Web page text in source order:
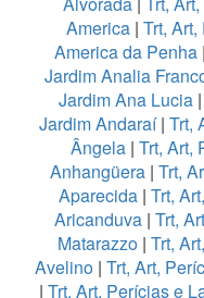
America| Trt,
America da Penha |
Jardim Analia
Jardim Ana Lucia |
Jardim Andaraí| Trt,
Ângela| Trt, Art,
Anhangüera | Trt,
Aparecida| Trt,
Aricanduva| Trt,
Matarazzo | Trt,
Avelino| Trt, Art,
| Trt, Art, Perícias e